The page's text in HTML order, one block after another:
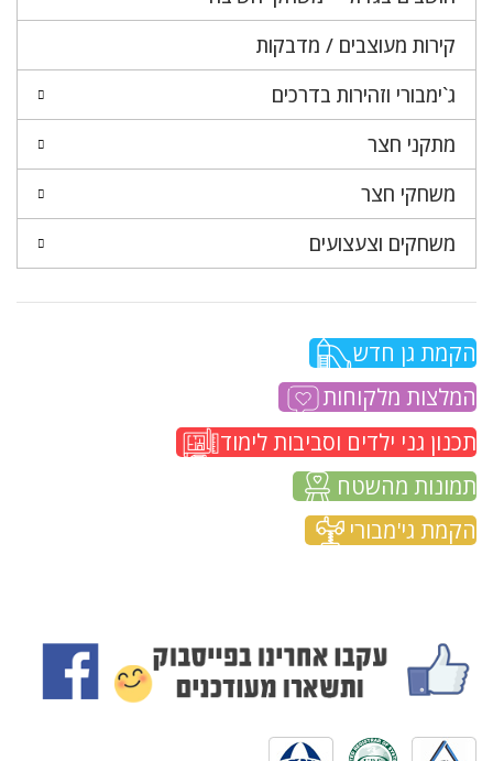
קירות מעוצבים / מדבקות
ג`ימבורי וזהירות בדרכים
מתקני חצר
משחקי חצר
משחקים וצעצועים
הקמת גן חדש
המלצות מלקוחות
תכנון גני ילדים וסביבות לימוד
תמונות מהשטח
הקמת גי'מבורי